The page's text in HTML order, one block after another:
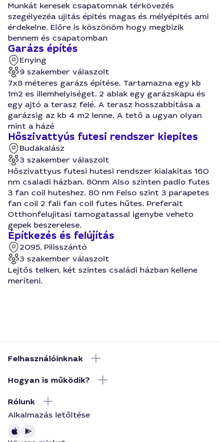
Munkát keresek csapatomnak térkövezés
szegélyezéa ujitás épités magas és mélyépités ami
érdekelne. Előre is köszönöm hogy megbizik
bennem és csapatomban
Garázs építés
Enying
9 szakember válaszolt
7x8 méteres garázs építése. Tartamazna egy kb
1m2 es illemhelyiséget. 2 ablak egy garázskapu és
egy ajtó a terasz felé. A terasz hosszabbítása a
garázsig az kb 4 m2 lenne. A tető a ugyan olyan
mint a házé
Hőszivattyús futesi rendszer kiepites
Budakalász
3 szakember válaszolt
Hőszivattyus futesi hutesi rendszer kialakitas 160
nm csaladi házban. 80nm Also szinten padlo futes
3 fan coil huteshez. 80 nm Felso szint 3 parapetes
fan coil 2 fali fan coil futes hűtes. Preferalt
Otthonfelujitasi tamogatassal igenybe veheto
gepek beszerelese.
Építkezés és felújítás
2095, Pilisszántó
3 szakember válaszolt
Lejtős telken, két szintes családi házban kellene
meríteni.
Felhasználóinknak
Hogyan is működik?
Rólunk
Alkalmazás letőltése